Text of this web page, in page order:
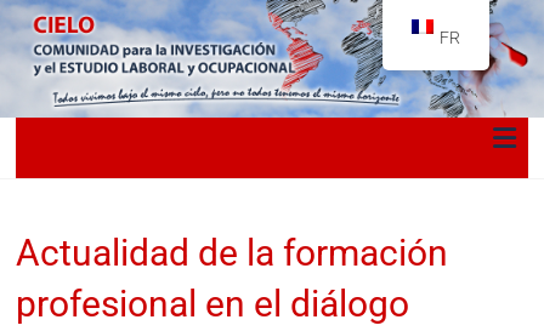
Actualidad de la formación
profesional en el diálogo
FR